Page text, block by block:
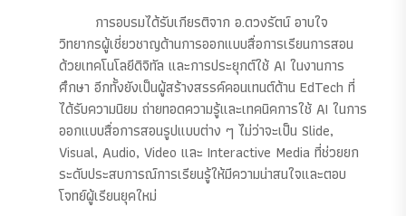
การอบรมได้รับเกียรติจาก อ.ดวงรัตน์ อาบใจ
วิทยากรผู้เชี่ยวชาญด้านการออกแบบสื่อการเรียนการสอน
ด้วยเทคโนโลยีดิจิทัล และการประยุกต์ใช้ AI ในงานการ
ศึกษา อีกทั้งยังเป็นผู้สร้างสรรค์คอนเทนต์ด้าน EdTech ที่
ได้รับความนิยม ถ่ายทอดความรู้และเทคนิคการใช้ AI ในการ
ออกแบบสื่อการสอนรูปแบบต่าง ๆ ไม่ว่าจะเป็น Slide,
Visual, Audio, Video และ Interactive Media ที่ช่วยยก
ระดับประสบการณ์การเรียนรู้ให้มีความน่าสนใจและตอบ
โจทย์ผู้เรียนยุคใหม่